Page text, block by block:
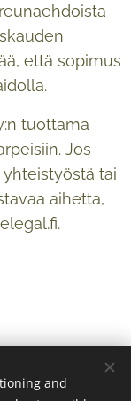
että sopimus
tuottama
Jos
tai
aihetta,
and